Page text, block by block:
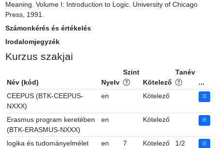
Meaning. Volume I: Introduction to Logic. University of Chicago
Press, 1991.
Számonkérés és értékelés
Irodalomjegyzék
Kurzus szakjai
Név (kód) Nyelv
Szint
Kötelező
Tanév
...
CEEPUS (BTK-CEEPUS-
NXXX)
en Kötelező
Erasmus program keretében
(BTK-ERASMUS-NXXX)
en Kötelező
logika és tudományelmélet
en 7 Kötelező 1/2